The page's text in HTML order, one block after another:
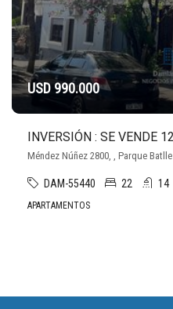
USD 990.000
Méndez Núñez 2800, , Parque Batlle
DAM-55440 22 14
APARTAMENTOS